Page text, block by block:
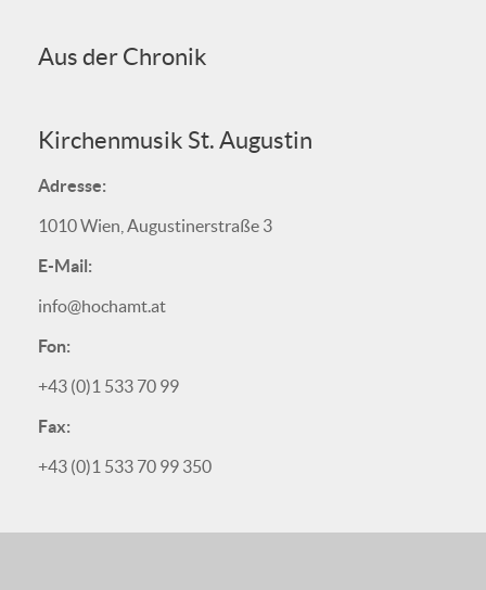
Aus der Chronik
Kirchenmusik St. Augustin
Adresse:
1010 Wien, Augustinerstraße 3
E-Mail:
info@hochamt.at
Fon:
+43 (0)1 533 70 99
Fax:
+43 (0)1 533 70 99 350